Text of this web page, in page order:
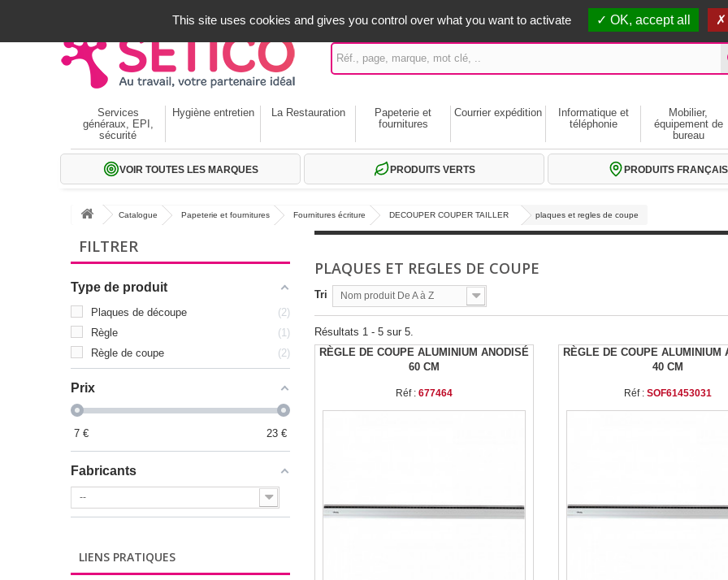
Services
généraux, EPI,
sécurité
Hygiène entretien La Restauration
Papeterie et
fournitures
Courrier expédition
Informatique et
téléphonie
Mobilier,
équipement de
bureau
VOIR TOUTES LES MARQUES PRODUITS VERTS PRODUITS FRANÇAIS
Catalogue Papeterie et fournitures Fournitures écriture DECOUPER COUPER TAILLER plaques et regles de coupe
FILTRER
Type de produit
Plaques de découpe
2
Règle
1
Règle de coupe
2
Prix
7 € 23 €
Fabricants
--
LIENS PRATIQUES
PLAQUES ET REGLES DE COUPE
Tri Nom produit De A à Z
Résultats 1 - 5 sur 5.
RÈGLE DE COUPE ALUMINIUM ANODISÉ
60 CM
Réf : 677464
RÈGLE DE COUPE ALUMINIUM
40 CM
Réf : SOF61453031
This site uses cookies and gives you control over what you want to activate OK, accept all